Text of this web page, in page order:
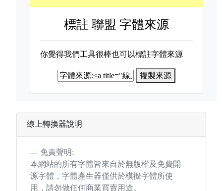
標註聯盟 字體來源
你覺得我們工具很棒也可以標註字體來源
複製來源
線上轉換器說明
免責聲明:
本網站的所有字體皆來自於無版權及免費開
源字體，字體產生器僅供於模擬字體所使
用，請勿做任何商業買賣用途。